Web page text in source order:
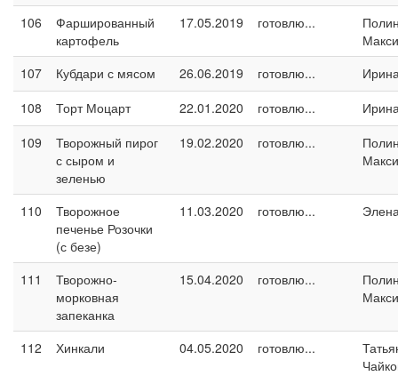
106
Фаршированный
картофель
17.05.2019 готовлю...
107
Кубдари с мясом 26.06.2019 готовлю...
108
Торт Моцарт 22.01.2020 готовлю...
109
Творожный пирог
с сыром и
зеленью
19.02.2020 готовлю...
110
Творожное
печенье Розочки
(с безе)
11.03.2020 готовлю...
111
Творожно-
морковная
запеканка
15.04.2020 готовлю...
112 Хинкали 04.05.2020 готовлю...